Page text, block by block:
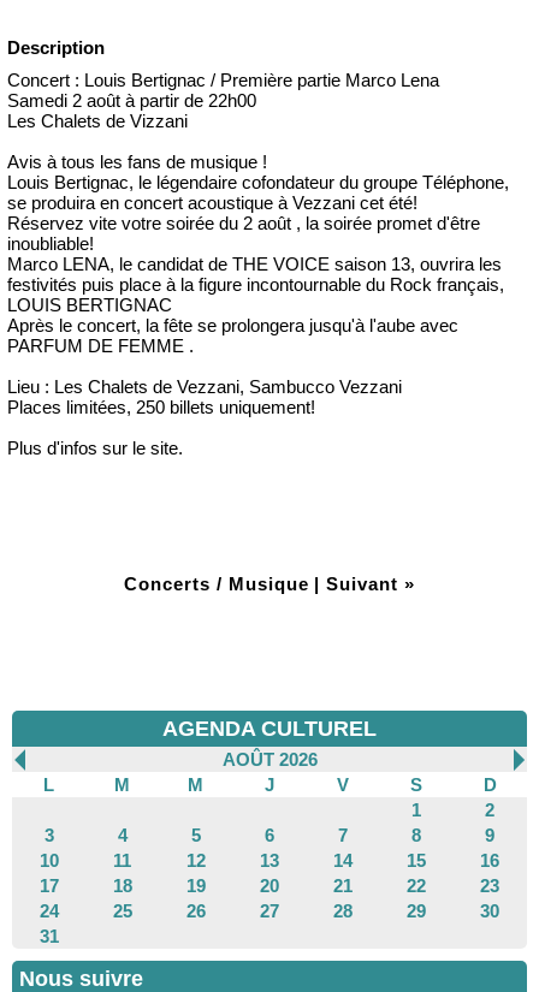
Description
Concert : Louis Bertignac / Première partie Marco Lena
Samedi 2 août à partir de 22h00
Les Chalets de Vizzani
Avis à tous les fans de musique !
Louis Bertignac, le légendaire cofondateur du groupe Téléphone,
se produira en concert acoustique à Vezzani cet été!
Réservez vite votre soirée du 2 août , la soirée promet d'être
inoubliable!
Marco LENA, le candidat de THE VOICE saison 13, ouvrira les
festivités puis place à la figure incontournable du Rock français,
LOUIS BERTIGNAC
Après le concert, la fête se prolongera jusqu'à l'aube avec
PARFUM DE FEMME .
Lieu : Les Chalets de Vezzani, Sambucco Vezzani
Places limitées, 250 billets uniquement!
Plus d'infos sur le site.
Concerts / Musique | Suivant »
AGENDA CULTUREL
AOÛT 2026
L
M M J V S
D
1
2
3
4 5 6 7 8
9
10
11 12 13 14 15
16
17
18 19 20 21 22
23
24
25 26 27 28 29
30
31
Nous suivre